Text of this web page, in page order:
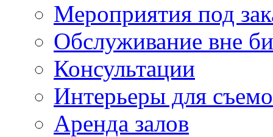
Мероприятия под
Обслуживание вне
Консультации
Интерьеры для
Аренда залов